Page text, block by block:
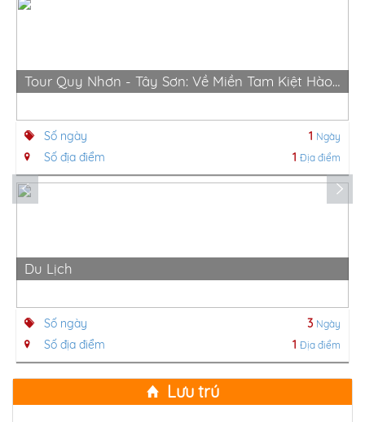
Tour Quy Nhơn - Tây Sơn: Về Miền Tam Kiệt Hào Hùng
Số ngày 1 Ngày
Số địa điểm 1 Địa điểm
Du Lịch
Số ngày 3 Ngày
Số địa điểm 1 Địa điểm
Lưu trú